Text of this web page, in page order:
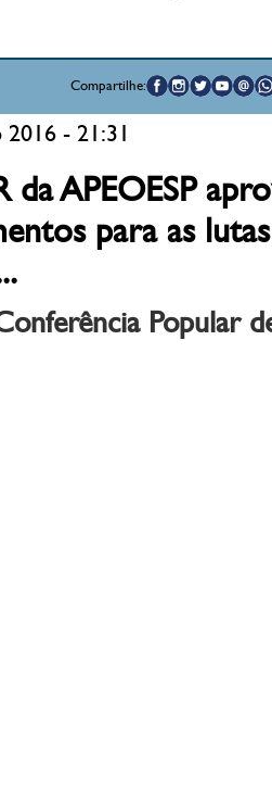
Compartilhe:
- 21:31
da APEOESP
para as
Popular